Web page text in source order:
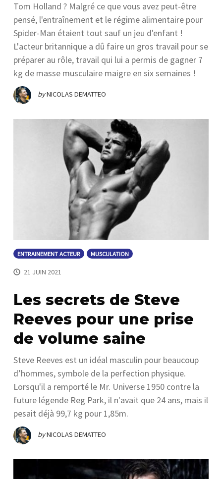
Tom Holland ? Malgré ce que vous avez peut-être
pensé, l'entraînement et le régime alimentaire pour
Spider-Man étaient tout sauf un jeu d'enfant !
L'acteur britannique a dû faire un gros travail pour se
préparer au rôle, travail qui lui a permis de gagner 7
kg de masse musculaire maigre en six semaines !
byNICOLAS DEMATTEO
ENTRAINEMENT ACTEUR MUSCULATION
21 JUIN 2021
Les secrets de Steve
Reeves pour une prise
de volume saine
Steve Reeves est un idéal masculin pour beaucoup
d’hommes, symbole de la perfection physique.
Lorsqu'il a remporté le Mr. Universe 1950 contre la
future légende Reg Park, il n'avait que 24 ans, mais il
pesait déjà 99,7 kg pour 1,85m.
byNICOLAS DEMATTEO